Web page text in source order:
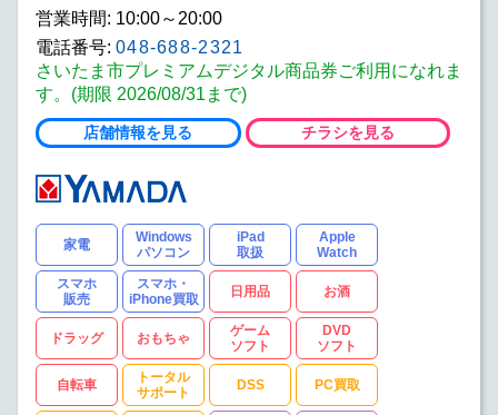
営業時間: 10:00～20:00
電話番号: 048-688-2321
さいたま市プレミアムデジタル商品券ご利用になれま
す。(期限 2026/08/31まで)
店舗情報を見る チラシを見る
家電
Windows
パソコン
iPad
取扱
Apple
Watch
スマホ
販売
スマホ・
iPhone買取
日用品 お酒
ドラッグ おもちゃ
ゲーム
ソフト
DVD
ソフト
自転車
トータル
サポート
DSS PC買取